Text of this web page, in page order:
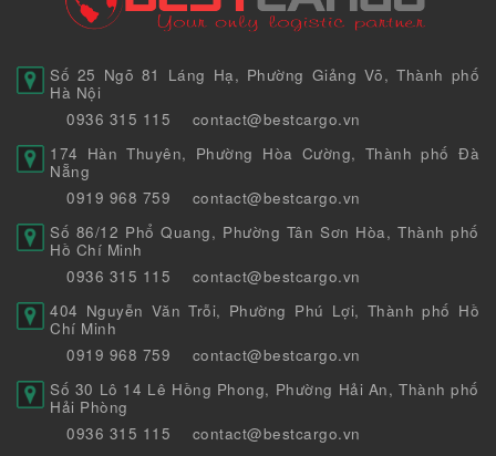
Số 25 Ngõ 81 Láng Hạ, Phường Giảng Võ, Thành phố
Hà Nội
0936 315 115
contact@bestcargo.vn
174 Hàn Thuyên, Phường Hòa Cường, Thành phố Đà
Nẵng
0919 968 759
contact@bestcargo.vn
Số 86/12 Phổ Quang, Phường Tân Sơn Hòa, Thành phố
Hồ Chí Minh
0936 315 115
contact@bestcargo.vn
404 Nguyễn Văn Trỗi, Phường Phú Lợi, Thành phố Hồ
Chí Minh
0919 968 759
contact@bestcargo.vn
Số 30 Lô 14 Lê Hồng Phong, Phường Hải An, Thành phố
Hải Phòng
0936 315 115
contact@bestcargo.vn